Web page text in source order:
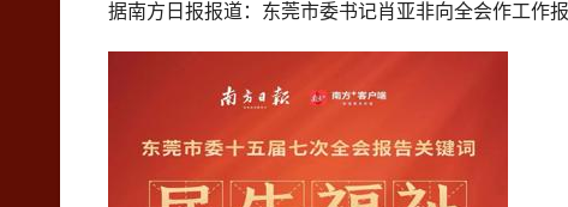
据南方日报报道：东莞市委书记肖亚非向全会作工作